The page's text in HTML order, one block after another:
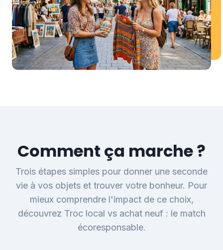
Comment ça marche ?
Trois étapes simples pour donner une seconde
vie à vos objets et trouver votre bonheur. Pour
mieux comprendre l'impact de ce choix,
découvrez Troc local vs achat neuf : le match
écoresponsable.